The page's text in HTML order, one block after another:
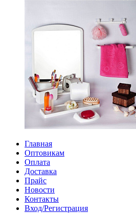
Главная
Оптовикам
Оплата
Доставка
Прайс
Новости
Контакты
Вход/Регистрация